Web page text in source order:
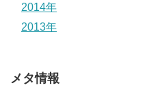
2014年
2013年
メタ情報